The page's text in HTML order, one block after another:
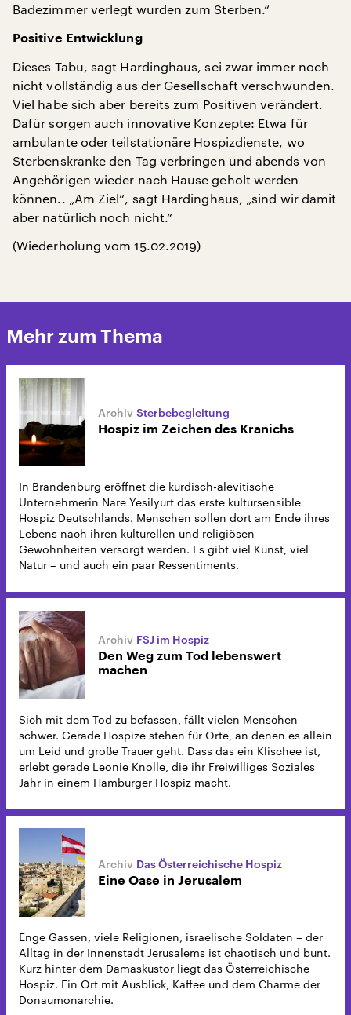
Badezimmer verlegt wurden zum Sterben.“
Positive Entwicklung
Dieses Tabu, sagt Hardinghaus, sei zwar immer noch
nicht vollständig aus der Gesellschaft verschwunden.
Viel habe sich aber bereits zum Positiven verändert.
Dafür sorgen auch innovative Konzepte: Etwa für
ambulante oder teilstationäre Hospizdienste, wo
Sterbenskranke den Tag verbringen und abends von
Angehörigen wieder nach Hause geholt werden
können.. „Am Ziel“, sagt Hardinghaus, „sind wir damit
aber natürlich noch nicht.“
(Wiederholung vom 15.02.2019)
Mehr zum Thema
Sterbebegleitung
Hospiz im Zeichen des Kranichs
In Brandenburg eröffnet die kurdisch-alevitische
Unternehmerin Nare Yesilyurt das erste kultursensible
Hospiz Deutschlands. Menschen sollen dort am Ende ihres
Lebens nach ihren kulturellen und religiösen
Gewohnheiten versorgt werden. Es gibt viel Kunst, viel
Natur – und auch ein paar Ressentiments.
FSJ im Hospiz
Den Weg zum Tod lebenswert
machen
Sich mit dem Tod zu befassen, fällt vielen Menschen
schwer. Gerade Hospize stehen für Orte, an denen es allein
um Leid und große Trauer geht. Dass das ein Klischee ist,
erlebt gerade Leonie Knolle, die ihr Freiwilliges Soziales
Jahr in einem Hamburger Hospiz macht.
Das Österreichische Hospiz
Eine Oase in Jerusalem
Enge Gassen, viele Religionen, israelische Soldaten – der
Alltag in der Innenstadt Jerusalems ist chaotisch und bunt.
Kurz hinter dem Damaskustor liegt das Österreichische
Hospiz. Ein Ort mit Ausblick, Kaffee und dem Charme der
Donaumonarchie.